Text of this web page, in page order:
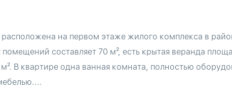
расположена на первом этаже жилого комплекса в
составляет 70 м², есть крытая веранда
В квартире одна ванная комната, полностью